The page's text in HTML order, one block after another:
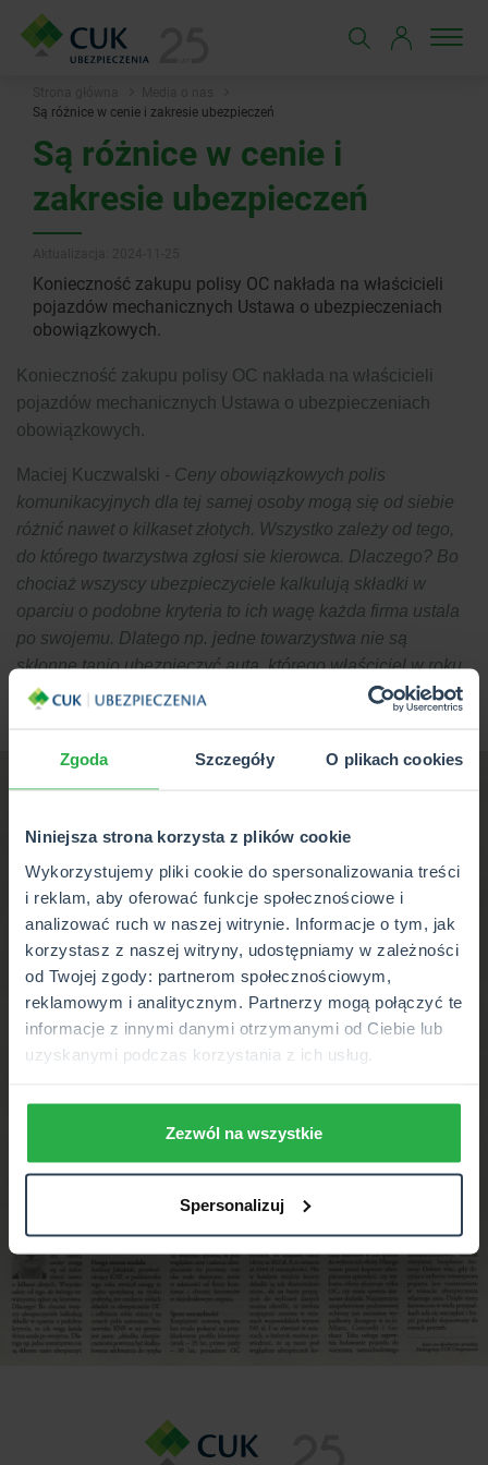
Zgoda Szczegóły O plikach cookies
Niniejsza strona korzysta z plików cookie
Wykorzystujemy pliki cookie do spersonalizowania treści
i reklam, aby oferować funkcje społecznościowe i
analizować ruch w naszej witrynie. Informacje o tym, jak
korzystasz z naszej witryny, udostępniamy w zależności
od Twojej zgody: partnerom społecznościowym,
reklamowym i analitycznym. Partnerzy mogą połączyć te
informacje z innymi danymi otrzymanymi od Ciebie lub
uzyskanymi podczas korzystania z ich usług.
Zezwól na wszystkie
Spersonalizuj
Są różnice w cenie i zakresie ubezpieczeń
Są różnice w cenie i
zakresie ubezpieczeń
Konieczność zakupu polisy OC nakłada na właścicieli
pojazdów mechanicznych Ustawa o ubezpieczeniach
obowiązkowych.
Konieczność zakupu polisy OC nakłada na właścicieli
pojazdów mechanicznych Ustawa o ubezpieczeniach
obowiązkowych.
Maciej Kuczwalski - Ceny obowiązkowych polis
komunikacyjnych dla tej samej osoby mogą się od siebie
różnić nawet o kilkaset złotych. Wszystko zależy od tego,
do którego twarzystwa zgłosi sie kierowca. Dlaczego? Bo
chociaż wszyscy ubezpieczyciele kalkulują składki w
oparciu o podobne kryteria to ich wagę każda firma ustala
po swojemu. Dlatego np. jedne towarzystwa nie są
skłonne tanio ubezpieczyć auta, którego właściciel w roku
poprzednim miał szkodę w OC, a inne decydują się na to,